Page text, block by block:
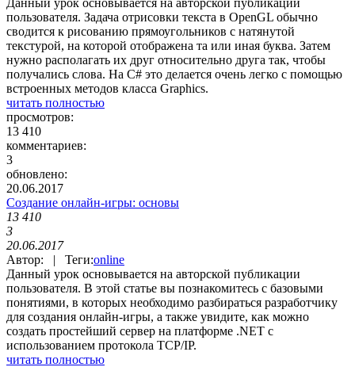
Данный урок основывается на авторской публикации
пользователя. Задача отрисовки текста в OpenGL обычно
сводится к рисованию прямоугольников с натянутой
текстурой, на которой отображена та или иная буква. Затем
нужно располагать их друг относительно друга так, чтобы
получались слова. На C# это делается очень легко с помощью
встроенных методов класса Graphics.
читать полностью
просмотров:
13 410
комментариев:
3
обновлено:
20.06.2017
Создание онлайн-игры: основы
13 410
3
20.06.2017
Автор: | Теги:online
Данный урок основывается на авторской публикации
пользователя. В этой статье вы познакомитесь с базовыми
понятиями, в которых необходимо разбираться разработчику
для создания онлайн-игры, а также увидите, как можно
создать простейший сервер на платформе .NET с
использованием протокола TCP/IP.
читать полностью